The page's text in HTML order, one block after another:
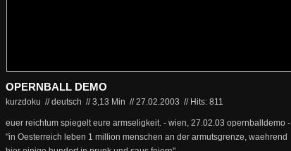
OPERNBALL DEMO
kurzdoku // deutsch //3,13 Min //27.02.2003 // Hits: 811
euer reichtum spiegelt eure armseligkeit. - wien, 27.02.03 opernballdemo -
"in Oesterreich leben 1 million menschen an der armutsgrenze, waehrend